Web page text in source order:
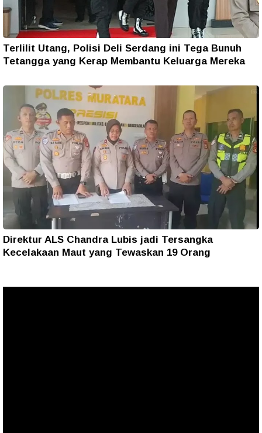
Terlilit Utang, Polisi Deli Serdang ini Tega Bunuh
Tetangga yang Kerap Membantu Keluarga Mereka
Direktur ALS Chandra Lubis jadi Tersangka
Kecelakaan Maut yang Tewaskan 19 Orang